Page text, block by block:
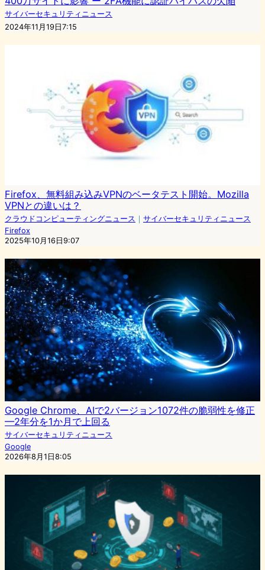
サイバーセキュリティニュース
2024年11月19日7:15
Firefox、無料組み込みVPNのベータテスト開始。Mozilla
VPNとの違いは？
クラウドコンピューティングニュース ｜ サイバーセキュリティニュース
Firefox
2025年10月16日9:07
Google Chrome、AIで2バージョン1072件の脆弱性を修正
—2年分を1か月で上回る
サイバーセキュリティニュース
Google
2026年8月1日8:05